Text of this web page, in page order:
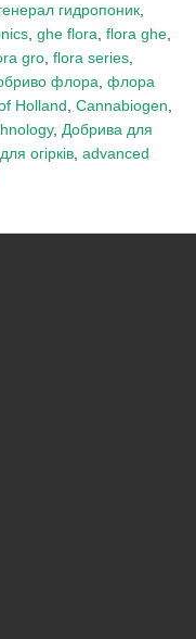
гидропоник
ghe flora flora ghe
gro flora series
флора флора
Holland Cannabiogen
, Добрива для
огірків advanced